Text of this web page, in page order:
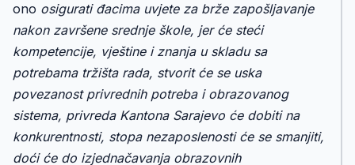
ono osigurati đacima uvjete za brže zapošljavanje
nakon završene srednje škole, jer će steći
kompetencije, vještine i znanja u skladu sa
potrebama tržišta rada, stvorit će se uska
povezanost privrednih potreba i obrazovanog
sistema, privreda Kantona Sarajevo će dobiti na
konkurentnosti, stopa nezaposlenosti će se smanjiti,
doći će do izjednačavanja obrazovnih